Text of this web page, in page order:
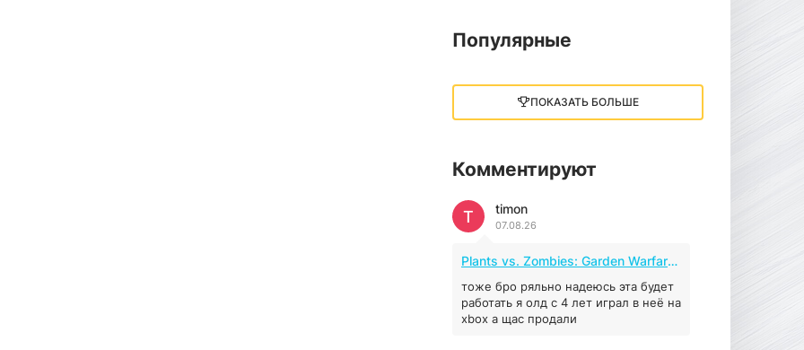
4.96 ГБ 2023
MAFIA: THE OLD
COUNTRY
44.98 ГБ
04.12.2025
Red Chaos - The Strict
Order
5.43 ГБ 2025
04.12.2025
Популярные
ПОКАЗАТЬ БОЛЬШЕ
Комментируют
timon
07.08.26
T
Plants vs. Zombies: Garden Warfare 2 (2016)
тоже бро ряльно надеюсь эта будет
работать я олд с 4 лет играл в неё на
xbox а щас продали